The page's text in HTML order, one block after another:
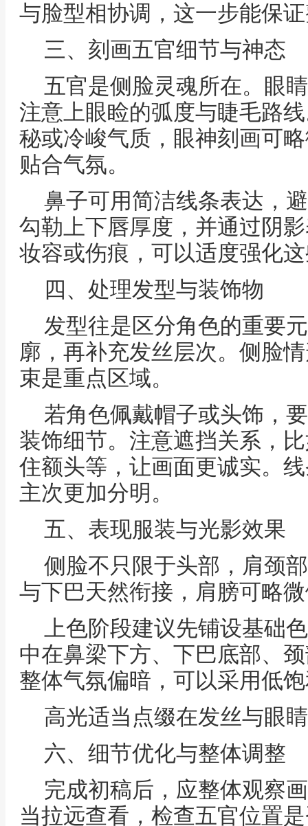
与脸型相协调，这一步能保
三、刻画五官细节与神态
五官是侧脸灵魂所在。眼
注意上眼睑的弧度与睫毛路
秘或冷峻气质，眼神刻画可
贴合气氛。
鼻子可用简洁线条表达，
勾勒上下唇厚度，并通过阴
妆容或伤痕，可以适度强化
四、处理发型与装饰物
发型往是区分角色的重要
廓，再补充发丝层次。侧脸
束是重点区域。
若角色佩戴帽子或头饰，
装饰细节。注意遮挡关系，
住额头等，让画面更诚实。
主次更加分明。
五、表现服装与光影效果
侧脸不只限于头部，肩颈
与下巴天然衔接，肩膀可略
上色阶段建议先铺设基础
中在鼻梁下方、下巴底部、
整体气氛偏暗，可以采用低
高光适当点缀在发丝与眼
六、细节优化与整体调整
完成初稿后，应整体观察
当拉远查看，检查五官位置